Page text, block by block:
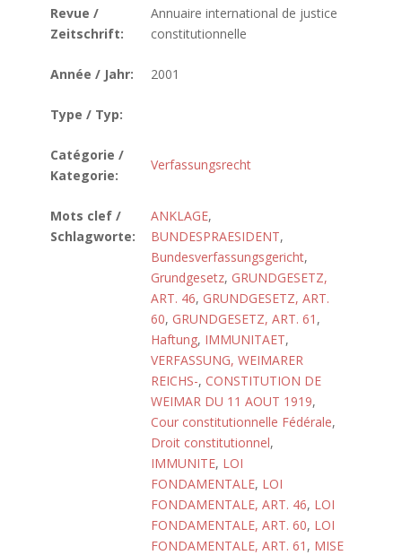
Revue /
Zeitschrift:
Annuaire international de justice
constitutionnelle
Année / Jahr: 2001
Type / Typ:
Catégorie /
Kategorie:
Verfassungsrecht
Mots clef /
Schlagworte:
ANKLAGE,
BUNDESPRAESIDENT,
Bundesverfassungsgericht,
Grundgesetz, GRUNDGESETZ,
ART. 46, GRUNDGESETZ, ART.
60, GRUNDGESETZ, ART. 61 ,
Haftung, IMMUNITAET,
VERFASSUNG, WEIMARER
REICHS-, CONSTITUTION DE
WEIMAR DU 11 AOUT 1919,
Cour constitutionnelle Fédérale,
Droit constitutionnel,
IMMUNITE, LOI
FONDAMENTALE, LOI
FONDAMENTALE, ART. 46, LOI
FONDAMENTALE, ART. 60, LOI
FONDAMENTALE, ART. 61 , MISE